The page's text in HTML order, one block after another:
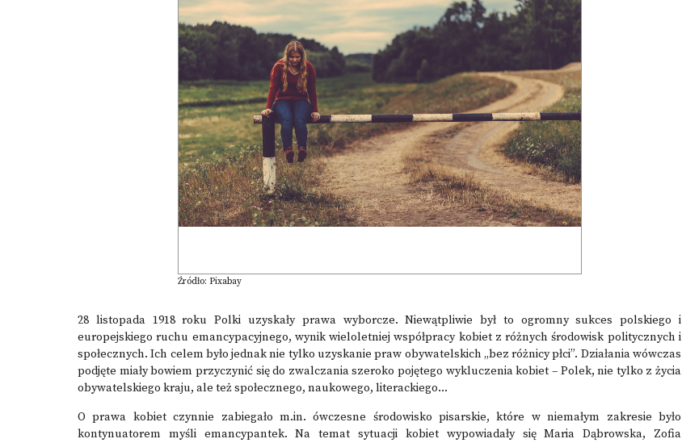
Źródło: Pixabay
28 listopada 1918 roku Polki uzyskały prawa wyborcze. Niewątpliwie był to ogromny sukces polskiego i
europejskiego ruchu emancypacyjnego, wynik wieloletniej współpracy kobiet z różnych środowisk politycznych i
społecznych. Ich celem było jednak nie tylko uzyskanie praw obywatelskich „bez różnicy płci”. Działania wówczas
podjęte miały bowiem przyczynić się do zwalczania szeroko pojętego wykluczenia kobiet – Polek, nie tylko z życia
obywatelskiego kraju, ale też społecznego, naukowego, literackiego...
O prawa kobiet czynnie zabiegało m.in. ówczesne środowisko pisarskie, które w niemałym zakresie było
kontynuatorem myśli emancypantek. Na temat sytuacji kobiet wypowiadały się Maria Dąbrowska, Zofia